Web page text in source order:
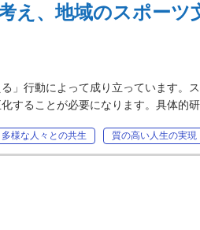
え、地域のスポーツ
」行動によって成り立っています。
することが必要になります。具体的
多様な人々との共生 質の高い人生の実現